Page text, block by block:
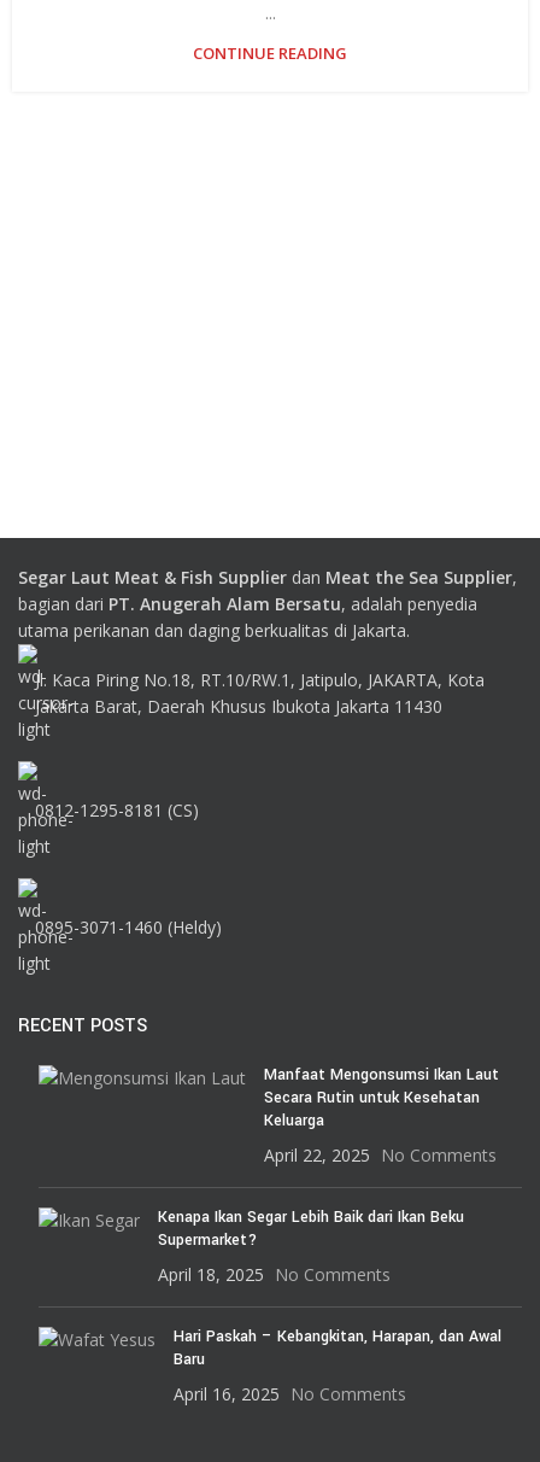
...
CONTINUE READING
Segar Laut Meat & Fish Supplier dan Meat the Sea Supplier,
bagian dari PT. Anugerah Alam Bersatu, adalah penyedia
utama perikanan dan daging berkualitas di Jakarta.
Jl. Kaca Piring No.18, RT.10/RW.1, Jatipulo, JAKARTA, Kota
Jakarta Barat, Daerah Khusus Ibukota Jakarta 11430
0812-1295-8181 (CS)
0895-3071-1460 (Heldy)
RECENT POSTS
Manfaat Mengonsumsi Ikan Laut
Secara Rutin untuk Kesehatan
Keluarga
April 22, 2025 No Comments
Kenapa Ikan Segar Lebih Baik dari Ikan Beku
Supermarket?
April 18, 2025 No Comments
Hari Paskah – Kebangkitan, Harapan, dan Awal
Baru
April 16, 2025 No Comments